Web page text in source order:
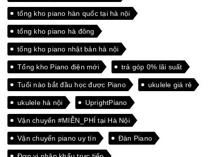
tổng kho piano hàn quốc tại hà nội
tổng kho piano hà đông
tổng kho piano nhật bản hà nội
Tổng kho Piano điện mới trả góp 0% lãi suất
Tuổi nào bắt đầu học được Piano ukulele giá rẻ
ukulele hà nội UprightPiano
Vận chuyển #MIỄN_PHÍ tại Hà Nội
Vận chuyển piano uy tín Đàn Piano